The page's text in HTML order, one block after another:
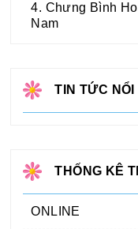
4. Chưng Bình
Nam
TIN TỨC
THỐNG KÊ
ONLINE